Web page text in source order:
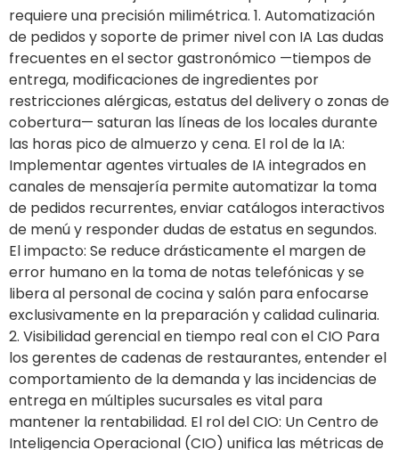
requiere una precisión milimétrica. 1. Automatización
de pedidos y soporte de primer nivel con IA Las dudas
frecuentes en el sector gastronómico —tiempos de
entrega, modificaciones de ingredientes por
restricciones alérgicas, estatus del delivery o zonas de
cobertura— saturan las líneas de los locales durante
las horas pico de almuerzo y cena. El rol de la IA:
Implementar agentes virtuales de IA integrados en
canales de mensajería permite automatizar la toma
de pedidos recurrentes, enviar catálogos interactivos
de menú y responder dudas de estatus en segundos.
El impacto: Se reduce drásticamente el margen de
error humano en la toma de notas telefónicas y se
libera al personal de cocina y salón para enfocarse
exclusivamente en la preparación y calidad culinaria.
2. Visibilidad gerencial en tiempo real con el CIO Para
los gerentes de cadenas de restaurantes, entender el
comportamiento de la demanda y las incidencias de
entrega en múltiples sucursales es vital para
mantener la rentabilidad. El rol del CIO: Un Centro de
Inteligencia Operacional (CIO) unifica las métricas de